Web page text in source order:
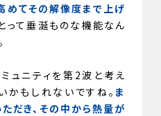
めてその解像度まで上げ
って垂涎ものな機能なん
ュニティを第2波と考え
かもしれないですね。 ま
だき、その中から熱量が